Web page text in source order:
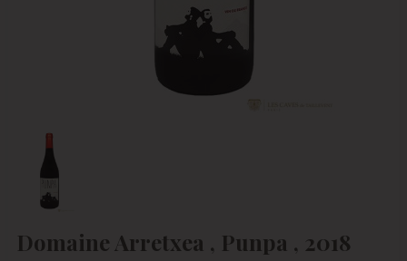
Domaine Arretxea , Punpa , 2018